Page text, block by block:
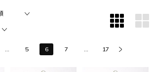
... 5 6 7 ... 17